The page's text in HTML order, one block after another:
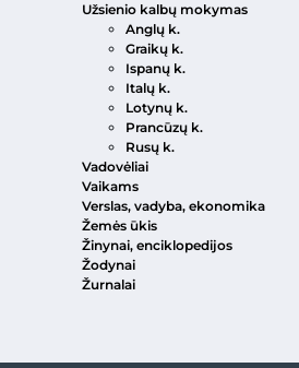
Užsienio kalbų mokymas
Anglų k.
Graikų k.
Ispanų k.
Italų k.
Lotynų k.
Prancūzų k.
Rusų k.
Vadovėliai
Vaikams
Verslas, vadyba, ekonomika
Žemės ūkis
Žinynai, enciklopedijos
Žodynai
Žurnalai